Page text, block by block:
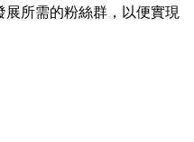
所需的粉絲群，以便實現